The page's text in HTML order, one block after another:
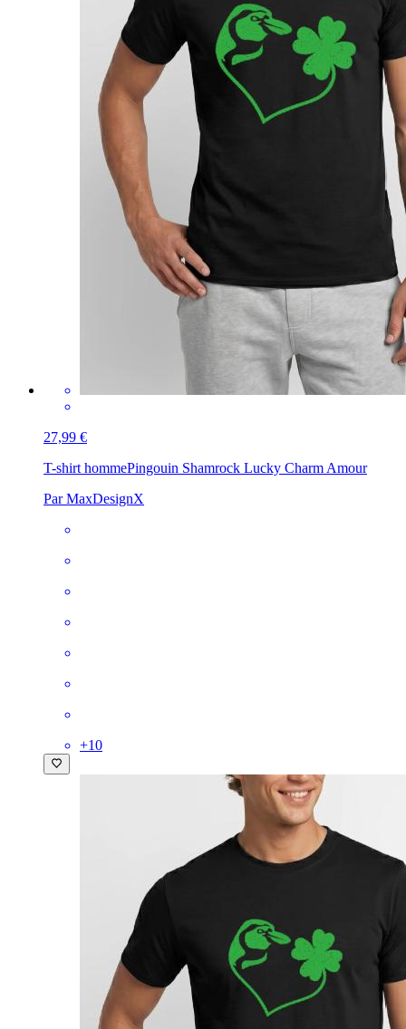
27,99 €
T-shirt hommePingouin Shamrock Lucky Charm Amour
Par MaxDesignX
+10